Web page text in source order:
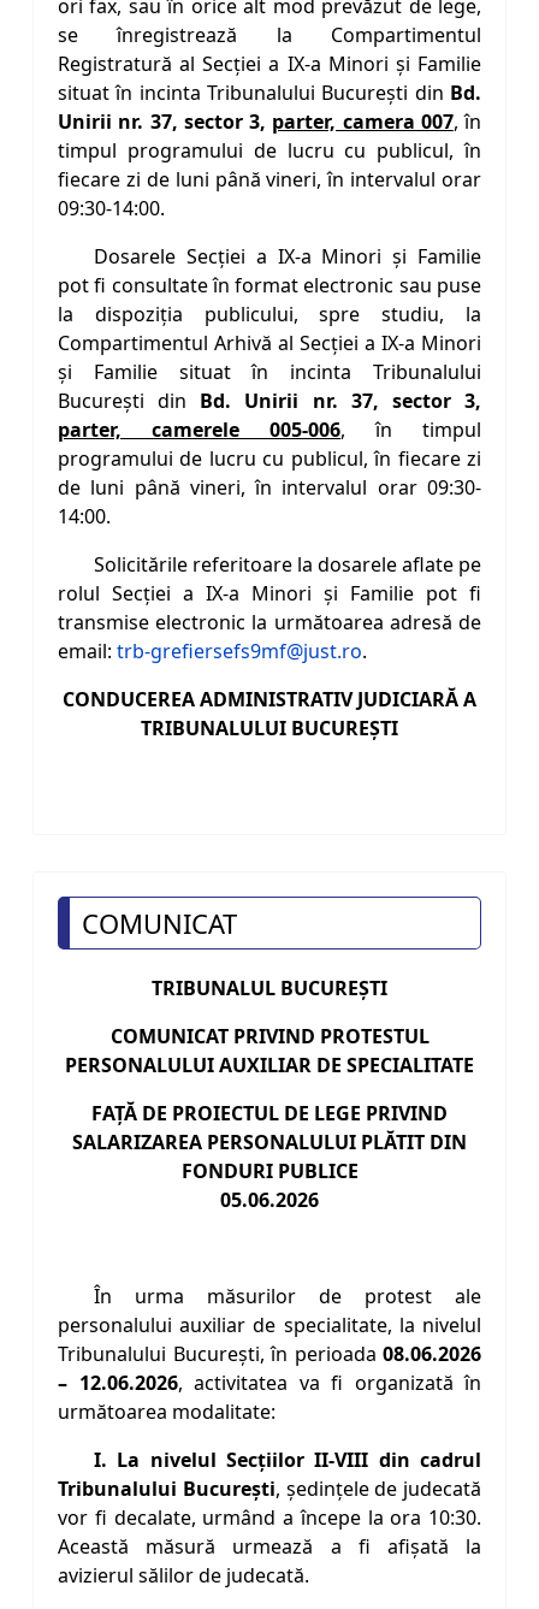
ori fax, sau în orice alt mod prevăzut de lege,
se înregistrează la Compartimentul
Registratură al Secţiei a IX-a Minori şi Familie
situat în incinta Tribunalului Bucureşti din Bd.
Unirii nr. 37, sector 3, parter, camera 007, în
timpul programului de lucru cu publicul, în
fiecare zi de luni până vineri, în intervalul orar
09:30-14:00.
Dosarele Secţiei a IX-a Minori şi Familie
pot fi consultate în format electronic sau puse
la dispoziţia publicului, spre studiu, la
Compartimentul Arhivă al Secţiei a IX-a Minori
şi Familie situat în incinta Tribunalului
Bucureşti din Bd. Unirii nr. 37, sector 3,
parter, camerele 005-006, în timpul
programului de lucru cu publicul, în fiecare zi
de luni până vineri, în intervalul orar 09:30-
14:00.
Solicitările referitoare la dosarele aflate pe
rolul Secţiei a IX-a Minori şi Familie pot fi
transmise electronic la următoarea adresă de
email: trb-grefiersefs9mf@just.ro.
CONDUCEREA ADMINISTRATIV JUDICIARĂ A
TRIBUNALULUI BUCUREŞTI
COMUNICAT
TRIBUNALUL BUCUREŞTI
COMUNICAT PRIVIND PROTESTUL
PERSONALULUI AUXILIAR DE SPECIALITATE
FAŢĂ DE PROIECTUL DE LEGE PRIVIND
SALARIZAREA PERSONALULUI PLĂTIT DIN
FONDURI PUBLICE
05.06.2026
În urma măsurilor de protest ale
personalului auxiliar de specialitate, la nivelul
Tribunalului București, în perioada 08.06.2026
– 12.06.2026, activitatea va fi organizată în
următoarea modalitate:
I. La nivelul Secțiilor II-VIII din cadrul
Tribunalului Bucureşti, şedinţele de judecată
vor fi decalate, urmând a începe la ora 10:30.
Această măsură urmează a fi afișată la
avizierul sălilor de judecată.